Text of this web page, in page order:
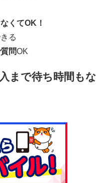
くてOK！
る
問OK
まで待ち時間もな